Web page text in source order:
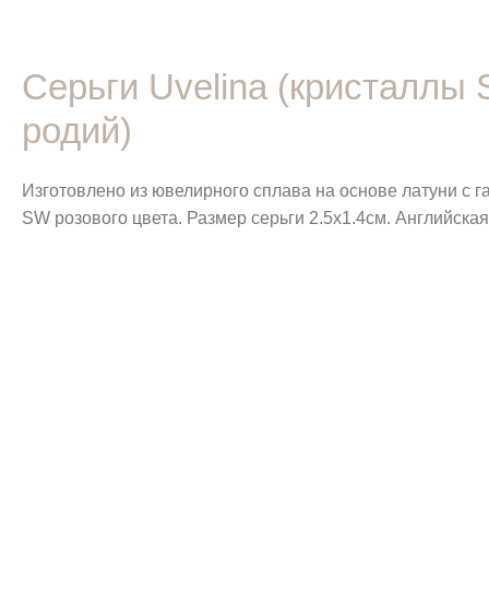
Серьги Uvelina
родий)
Изготовлено из ювелирного сплава на основе латуни
SW розового цвета. Размер серьги 2.5х1.4см.